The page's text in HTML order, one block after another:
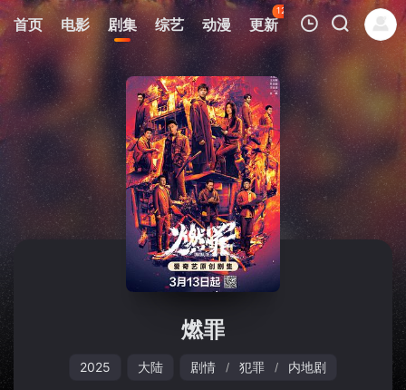
首页 电影 剧集 综艺 动漫 更新
120
热榜 APP
我的观影记录
暂无观看影片的记录
燃罪
2025 大陆 剧情 / 犯罪 / 内地剧